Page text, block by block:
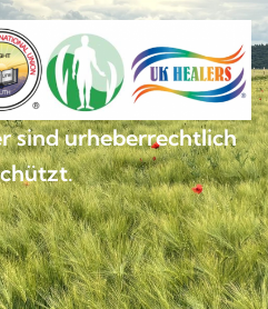
sind urheberrechtlich